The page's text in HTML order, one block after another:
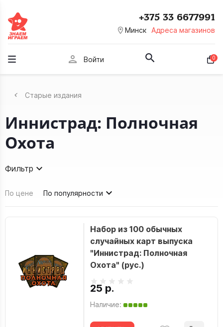
room Минск Адреса магазинов
+375 33 6677991
person Войти 0
Старые издания
Иннистрад: Полночная
Охота
Фильтр
По цене По популярности
Набор из 100 обычных
случайных карт выпуска
"Иннистрад: Полночная
Охота" (рус.)
25 р.
Наличие: